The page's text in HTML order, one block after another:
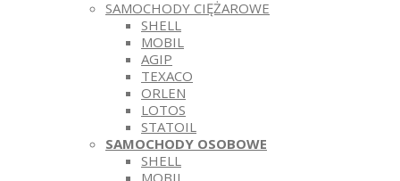
SAMOCHODY CIĘŻAROWE
SHELL
MOBIL
AGIP
TEXACO
ORLEN
LOTOS
STATOIL
SAMOCHODY OSOBOWE
SHELL